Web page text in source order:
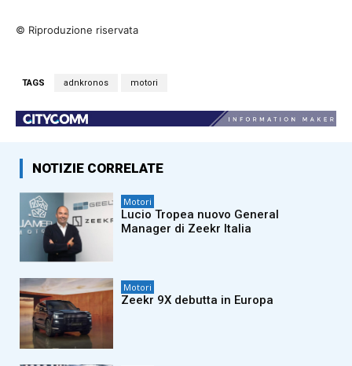
© Riproduzione riservata
TAGS adnkronos motori
NOTIZIE CORRELATE
Motori
Lucio Tropea nuovo General
Manager di Zeekr Italia
Motori
Zeekr 9X debutta in Europa